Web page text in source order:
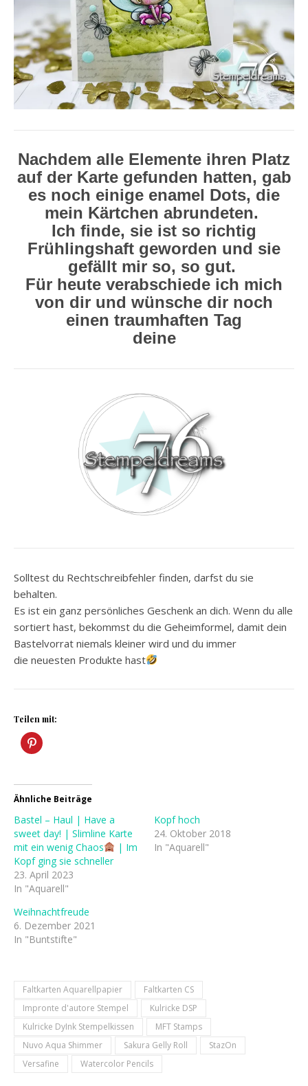
Nachdem alle Elemente ihren Platz
auf der Karte gefunden hatten, gab
es noch einige enamel Dots, die
mein Kärtchen abrundeten.
Ich finde, sie ist so richtig
Frühlingshaft geworden und sie
gefällt mir so, so gut.
Für heute verabschiede ich mich
von dir und wünsche dir noch
einen traumhaften Tag
deine
Solltest du Rechtschreibfehler finden, darfst du sie
behalten.
Es ist ein ganz persönliches Geschenk an dich. Wenn du alle
sortiert hast, bekommst du die Geheimformel, damit dein
Bastelvorrat niemals kleiner wird und du immer
die neuesten Produkte hast
Teilen mit:
Ähnliche Beiträge
Bastel – Haul | Have a
sweet day! | Slimline Karte
mit ein wenig Chaos
| Im
Kopf ging sie schneller
23. April 2023
In "Aquarell"
Kopf hoch
24. Oktober 2018
In "Aquarell"
Weihnachtfreude
6. Dezember 2021
In "Buntstifte"
Faltkarten Aquarellpapier
Faltkarten CS
Impronte d'autore Stempel
Kulricke DSP
Kulricke DyInk Stempelkissen
MFT Stamps
Nuvo Aqua Shimmer
Sakura Gelly Roll
StazOn
Versafine
Watercolor Pencils